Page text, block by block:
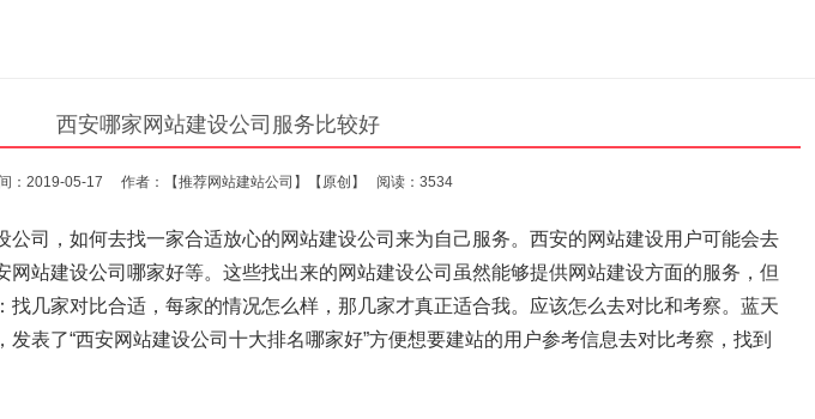
西安哪家网站建设公司服务比较好
：2019-05-17 作者：【推荐网站建站公司】 【原创】 阅读：3534
公司，如何去找一家合适放心的网站建设公司来为自己服务。西安的网站建设用户可能会去
网站建设公司哪家好等。这些找出来的网站建设公司虽然能够提供网站建设方面的服务，但
找几家对比合适，每家的情况怎么样，那几家才真正适合我。应该怎么去对比和考察。蓝天
表了“西安网站建设公司十大排名哪家好”方便想要建站的用户参考信息去对比考察，找到